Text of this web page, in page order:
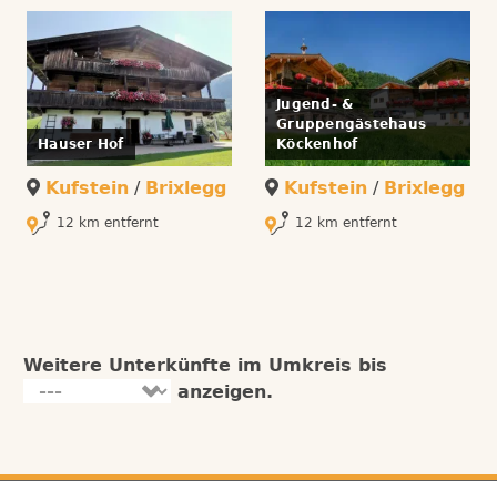
Hauser Hof
Kufstein / Brixlegg
12 km entfernt
Jugend- &
Gruppengästehaus
Köckenhof
Kufstein / Brixlegg
12 km entfernt
Weitere Unterkünfte im Umkreis bis
anzeigen.